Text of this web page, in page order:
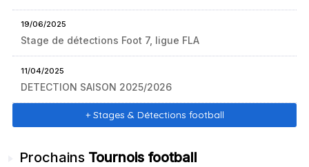
19/06/2025
Stage de détections Foot 7, ligue FLA
11/04/2025
DETECTION SAISON 2025/2026
+ Stages & Détections football
Prochains Tournois football